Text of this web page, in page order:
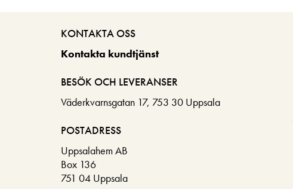
KONTAKTA OSS
Kontakta kundtjänst
BESÖK OCH LEVERANSER
Väderkvarnsgatan 17, 753 30 Uppsala
POSTADRESS
Uppsalahem AB
Box 136
751 04 Uppsala